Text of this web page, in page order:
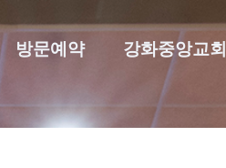
방문예약 강화중앙교회